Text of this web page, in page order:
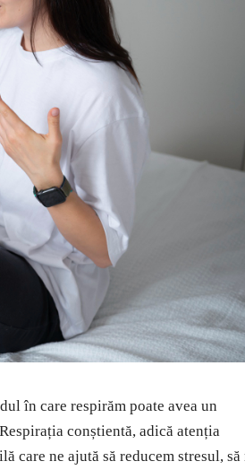
în care respirăm poate avea un
conștientă, adică atenția
care ne ajută să reducem stresul, să